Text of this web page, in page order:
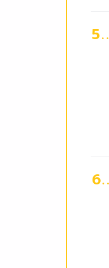
5.
6.